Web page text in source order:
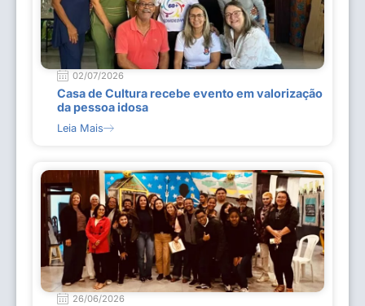
02/07/2026
Casa de Cultura recebe evento em valorização
da pessoa idosa
Leia Mais
26/06/2026